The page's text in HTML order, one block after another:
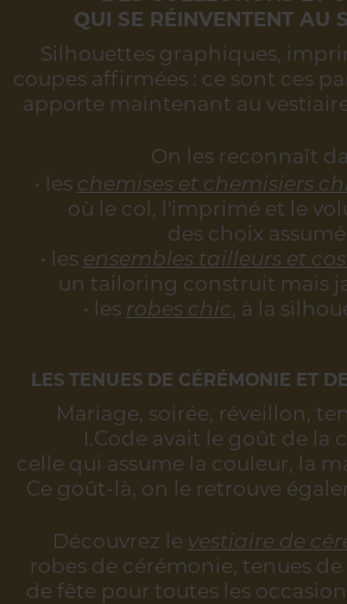
QUI SE RÉINVENTENT AU
Silhouettes graphiques,
coupes affirmées : ce sont ces
apporte maintenant au
On les reconnaît
• les chemises et chemisiers
où le col, l'imprimé et le
des choix
• les ensembles tailleurs et
un tailoring construit mais
• les robes chic, à la
LES TENUES DE CÉRÉMONIE ET
Mariage, soirée, réveillon,
I.Code avait le goût de la
celle qui assume la couleur, la
Ce goût-là, on le retrouve
Découvrez le vestiaire de
robes de cérémonie, tenues de
de fête pour toutes les